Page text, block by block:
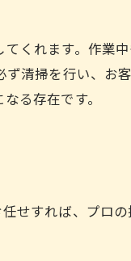
くれます。作業
清掃を行い、お
る存在です。
せすれば、プロ